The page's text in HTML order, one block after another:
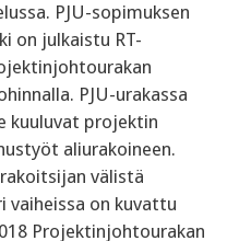
PJU-sopimuksen
on julkaistu RT-
PJU-urakassa
kuuluvat projektin
aliurakoineen.
välistä
vaiheissa on kuvattu
Projektinjohtourakan